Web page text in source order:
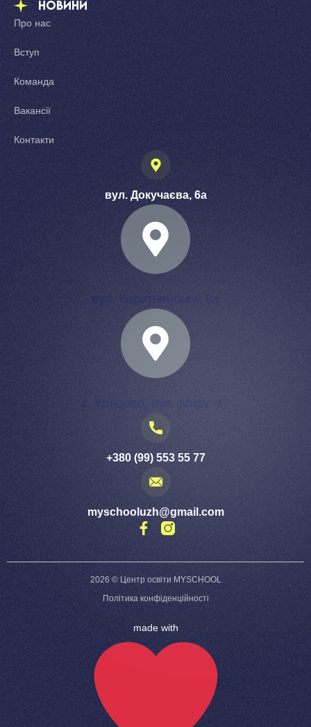
Новини
Про нас
Вступ
Команда
Вакансії
Контакти
вул. Докучаєва, 6а
вул. Коритнянська, 8а
с. Концово, вул. Миру, 47
+380 (99) 553 55 77
myschooluzh@gmail.com
2026 © Центр освіти MYSCHOOL
Політика конфіденційності
made with